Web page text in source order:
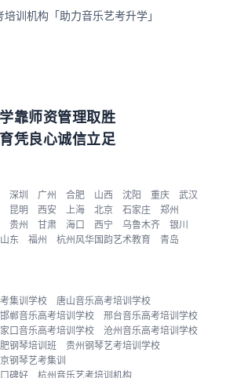
训机构「助力音乐艺考升学」
靠师资管理取胜
凭良心诚信立足
深圳 广州 合肥 山西 沈阳 重庆
武汉
昆明 西安 上海 北京 石家庄
郑州
贵州 甘肃 海口 西宁 乌鲁木齐
银川
山东 福州 杭州风华国韵艺术教育
青岛
集训学校
唐山音乐高考培训学校
邯郸音乐高考培训学校
邢台音乐高考培训学校
口音乐高考培训学校
沧州音乐高考培训学校
钢琴培训班
贵州钢琴艺考培训学校
钢琴艺考集训
碑好
杭州音乐艺考培训机构